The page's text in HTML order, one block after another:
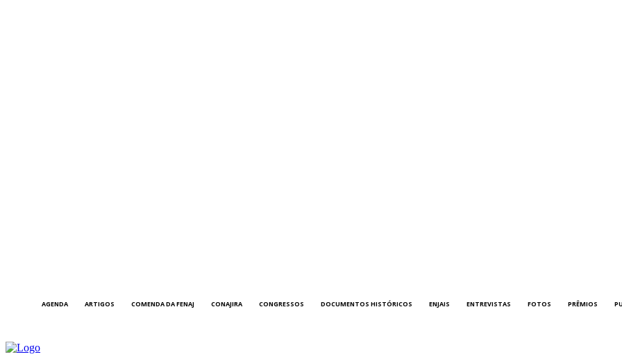
AGENDA ARTIGOS COMENDA DA FENAJ CONAJIRA CONGRESSOS DOCUMENTOS HISTÓRICOS ENJAIS ENTREVISTAS FOTOS PRÊMIOS